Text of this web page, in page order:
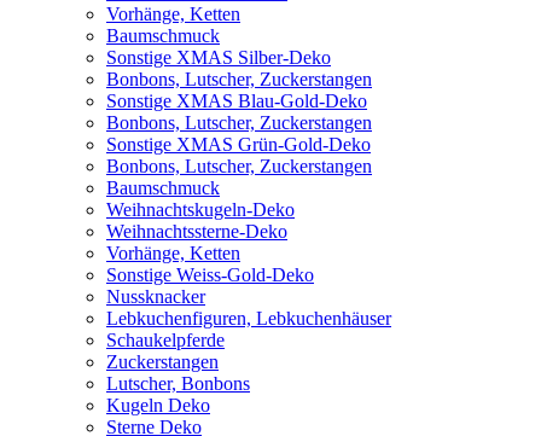
Vorhänge, Ketten
Baumschmuck
Sonstige XMAS Silber-Deko
Bonbons, Lutscher, Zuckerstangen
Sonstige XMAS Blau-Gold-Deko
Bonbons, Lutscher, Zuckerstangen
Sonstige XMAS Grün-Gold-Deko
Bonbons, Lutscher, Zuckerstangen
Baumschmuck
Weihnachtskugeln-Deko
Weihnachtssterne-Deko
Vorhänge, Ketten
Sonstige Weiss-Gold-Deko
Nussknacker
Lebkuchenfiguren, Lebkuchenhäuser
Schaukelpferde
Zuckerstangen
Lutscher, Bonbons
Kugeln Deko
Sterne Deko